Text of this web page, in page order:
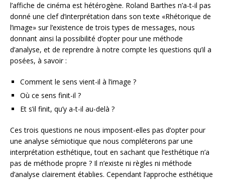
l’affiche de cinéma est hétérogène. Roland Barthes n’a-t-il pas
donné une clef d’interprétation dans son texte «Rhétorique de
l’image» sur l’existence de trois types de messages, nous
donnant ainsi la possibilité d’opter pour une méthode
d’analyse, et de reprendre à notre compte les questions qu’il a
posées, à savoir :
Comment le sens vient-il à l’image ?
Où ce sens finit-il ?
Et s’il finit, qu’y a-t-il au-delà ?
Ces trois questions ne nous imposent-elles pas d’opter pour
une analyse sémiotique que nous compléterons par une
interprétation esthétique, tout en sachant que l’esthétique n’a
pas de méthode propre ? Il n’existe ni règles ni méthode
d’analyse clairement établies. Cependant l’approche esthétique